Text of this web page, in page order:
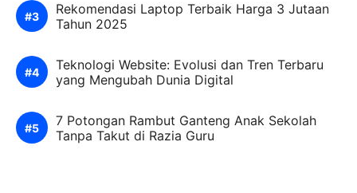
Rekomendasi Laptop Terbaik Harga 3 Jutaan
Tahun 2025
Teknologi Website: Evolusi dan Tren Terbaru
yang Mengubah Dunia Digital
7 Potongan Rambut Ganteng Anak Sekolah
Tanpa Takut di Razia Guru